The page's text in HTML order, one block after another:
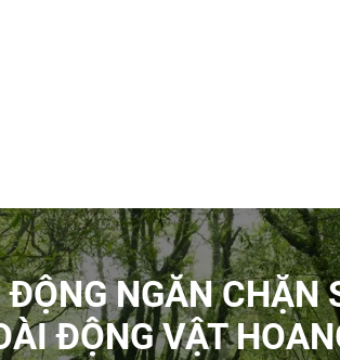
NGĂN CHẶN
ĐỘNG VẬT